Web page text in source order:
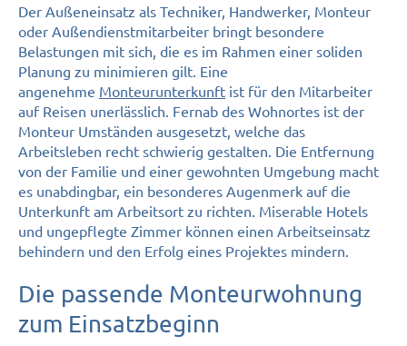
Der Außeneinsatz als Techniker, Handwerker, Monteur
oder Außendienstmitarbeiter bringt besondere
Belastungen mit sich, die es im Rahmen einer soliden
Planung zu minimieren gilt. Eine
angenehme Monteurunterkunft ist für den Mitarbeiter
auf Reisen unerlässlich. Fernab des Wohnortes ist der
Monteur Umständen ausgesetzt, welche das
Arbeitsleben recht schwierig gestalten. Die Entfernung
von der Familie und einer gewohnten Umgebung macht
es unabdingbar, ein besonderes Augenmerk auf die
Unterkunft am Arbeitsort zu richten. Miserable Hotels
und ungepflegte Zimmer können einen Arbeitseinsatz
behindern und den Erfolg eines Projektes mindern.
Die passende Monteurwohnung
zum Einsatzbeginn